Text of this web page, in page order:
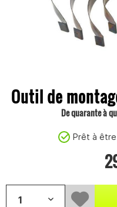
Outil de
De quarante à
Prêt à